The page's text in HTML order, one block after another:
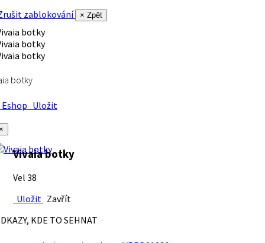
zablokování
× Zpět
botky
Uložit
Vivaia botky
Vel 38
Uložit Zavřít
KDE TO SEHNAT